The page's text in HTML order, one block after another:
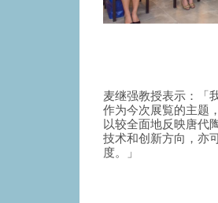
麦继强教授表示：「
作为今次展覧的主题
以较全面地反映唐代
技术和创新方向，亦
度。」